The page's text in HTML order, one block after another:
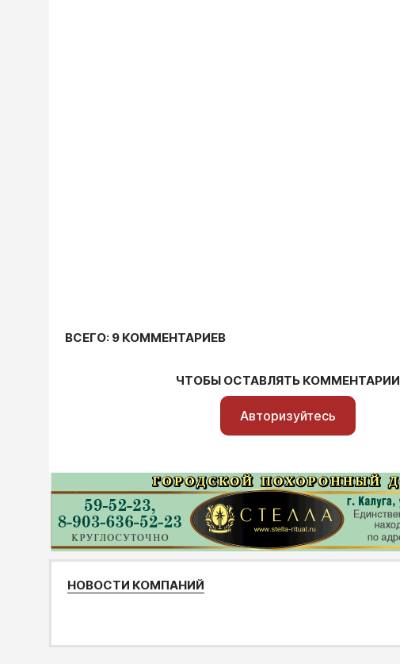
ВСЕГО: 9 КОММЕНТАРИЕВ
ЧТОБЫ ОСТАВЛЯТЬ КОММЕНТАРИИ
Авторизуйтесь
НОВОСТИ КОМПАНИЙ